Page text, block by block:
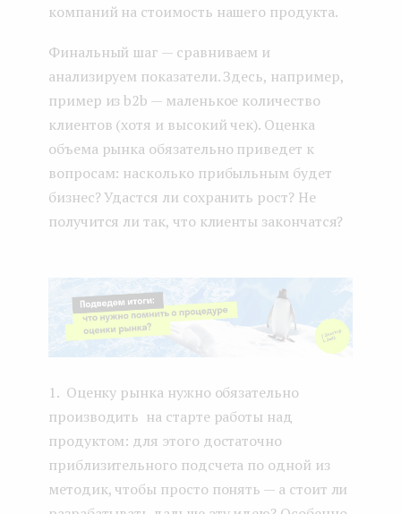
компаний на стоимость нашего продукта.
Финальный шаг — сравниваем и
анализируем показатели. Здесь, например,
пример из b2b — маленькое количество
клиентов (хотя и высокий чек). Оценка
объема рынка обязательно приведет к
вопросам: насколько прибыльным будет
бизнес? Удастся ли сохранить рост? Не
получится ли так, что клиенты закончатся?
1. Оценку рынка нужно обязательно
производить на старте работы над
продуктом: для этого достаточно
приблизительного подсчета по одной из
методик, чтобы просто понять — а стоит ли